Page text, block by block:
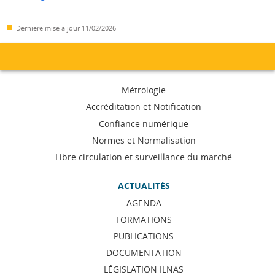
Dernière mise à jour 11/02/2026
navigation
Métrologie
Accréditation et Notification
Confiance numérique
Normes et Normalisation
Libre circulation et surveillance du marché
ACTUALITÉS
AGENDA
FORMATIONS
PUBLICATIONS
DOCUMENTATION
LÉGISLATION ILNAS